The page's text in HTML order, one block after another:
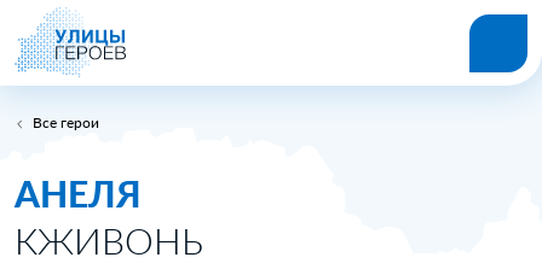
Все герои
АНЕЛЯ
КЖИВОНЬ